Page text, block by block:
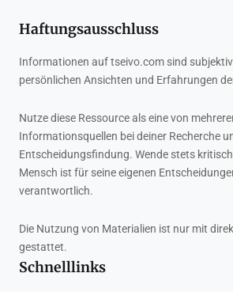
Haftungsausschluss
Informationen auf tseivo.com sind
persönlichen Ansichten und Erfahrungen
Nutze diese Ressource als eine von
Informationsquellen bei deiner Recherche
Entscheidungsfindung. Wende stets
Mensch ist für seine eigenen
verantwortlich.
Die Nutzung von Materialien ist nur mit
gestattet.
Schnelllinks